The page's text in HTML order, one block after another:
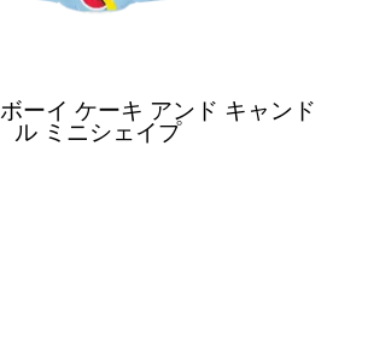
ーイ ケーキ アンド キャンド
ル ミニシェイプ